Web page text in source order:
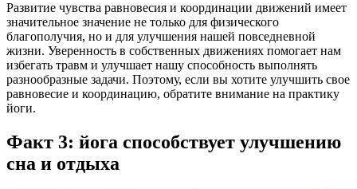
Развитие чувства равновесия и координации движений имеет
значительное значение не только для физического
благополучия, но и для улучшения нашей повседневной
жизни. Уверенность в собственных движениях помогает нам
избегать травм и улучшает нашу способность выполнять
разнообразные задачи. Поэтому, если вы хотите улучшить свое
равновесие и координацию, обратите внимание на практику
йоги.
Факт 3: йога способствует улучшению
сна и отдыха